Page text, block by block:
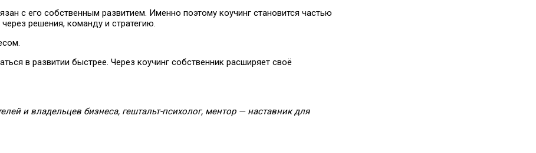
с его собственным развитием. Именно поэтому коучинг становится частью
решения, команду и стратегию.
в развитии быстрее. Через коучинг собственник расширяет своё
и владельцев бизнеса, гештальт-психолог, ментор — наставник для